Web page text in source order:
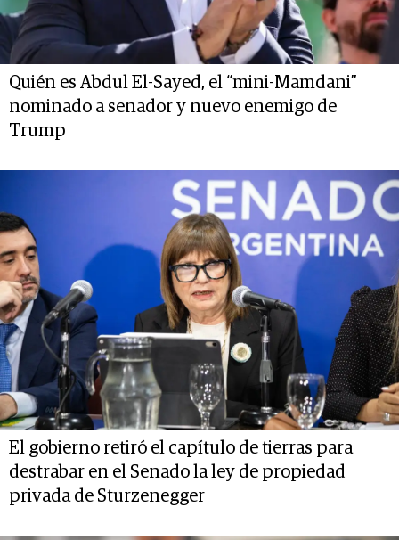
Quién es Abdul El-Sayed, el “mini-Mamdani”
nominado a senador y nuevo enemigo de
Trump
El gobierno retiró el capítulo de tierras para
destrabar en el Senado la ley de propiedad
privada de Sturzenegger